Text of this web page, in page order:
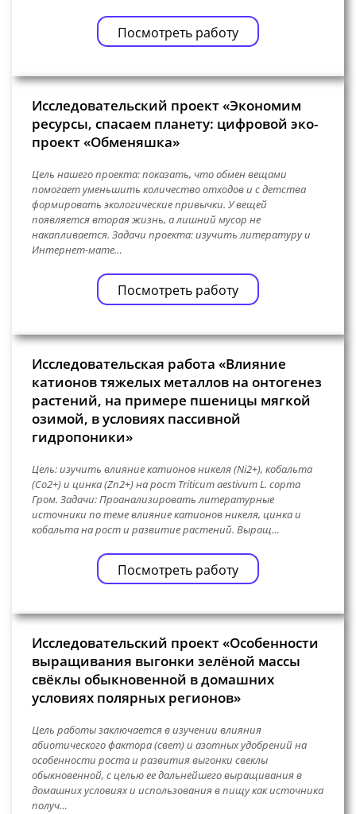
Посмотреть работу
Исследовательский проект «Экономим
ресурсы, спасаем планету: цифровой эко-
проект «Обменяшка»
Цель нашего проекта: показать, что обмен вещами
помогает уменьшить количество отходов и с детства
формировать экологические привычки. У вещей
появляется вторая жизнь, а лишний мусор не
накапливается. Задачи проекта: изучить литературу и
Интернет-мате…
Посмотреть работу
Исследовательская работа «Влияние
катионов тяжелых металлов на онтогенез
растений, на примере пшеницы мягкой
озимой, в условиях пассивной
гидропоники»
Цель: изучить влияние катионов никеля (Ni2+), кобальта
(Co2+) и цинка (Zn2+) на рост Triticum aestivum L. сорта
Гром. Задачи: Проанализировать литературные
источники по теме влияние катионов никеля, цинка и
кобальта на рост и развитие растений. Выращ…
Посмотреть работу
Исследовательский проект «Особенности
выращивания выгонки зелёной массы
свёклы обыкновенной в домашних
условиях полярных регионов»
Цель работы заключается в изучении влияния
абиотического фактора (свет) и азотных удобрений на
особенности роста и развития выгонки свеклы
обыкновенной, с целью ее дальнейшего выращивания в
домашних условиях и использования в пищу как источника
получ…